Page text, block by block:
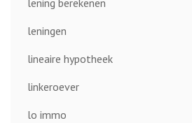
lening berekenen
leningen
lineaire hypotheek
linkeroever
lo immo